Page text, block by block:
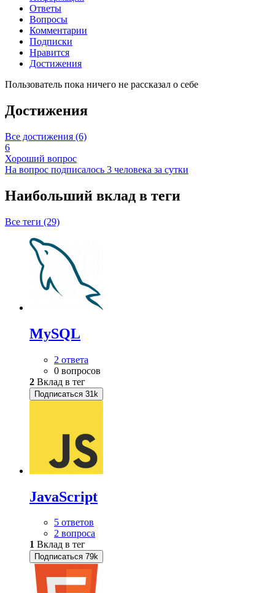
Ответы
Вопросы
Комментарии
Подписки
Нравится
Достижения
Пользователь пока ничего не рассказал о себе
Достижения
Все достижения (6)
6
Хороший вопрос
На вопрос подписалось 3 человека за сутки
Наибольший вклад в теги
Все теги (29)
MySQL
2 ответа
0 вопросов
2 Вклад в тег
Подписаться 31k
JavaScript
5 ответов
2 вопроса
1 Вклад в тег
Подписаться 79k